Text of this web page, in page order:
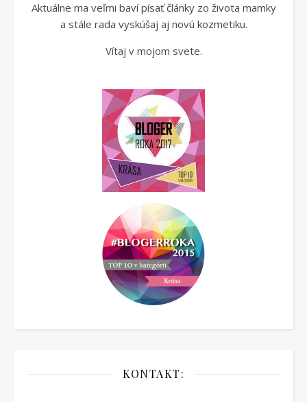
Aktuálne ma veľmi baví písať články zo života mamky
a stále rada vyskúšaj aj novú kozmetiku.
Vítaj v mojom svete.
KONTAKT: